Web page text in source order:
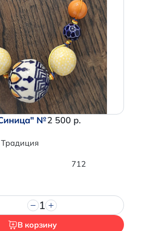
№2 500 р.
712
1
В корзину